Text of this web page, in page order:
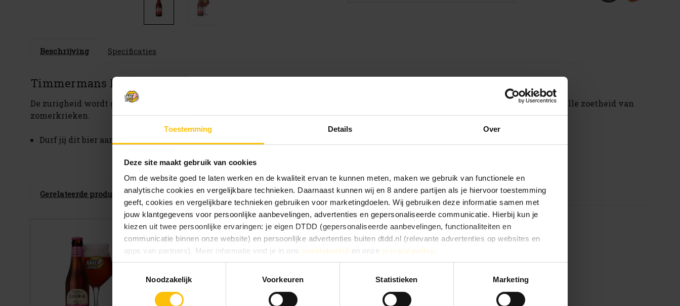
Toestemming Details Over
Deze site maakt gebruik van cookies
Om de website goed te laten werken en de kwaliteit ervan te kunnen meten, maken we gebruik van functionele en
analytische cookies en vergelijkbare technieken. Daarnaast kunnen wij en 8 andere partijen als je hiervoor toestemming
geeft, cookies en vergelijkbare technieken gebruiken voor marketingdoelen. Wij gebruiken deze informatie samen met
jouw klantgegevens voor persoonlijke aanbevelingen, advertenties en gepersonaliseerde communicatie. Hierbij kun je
kiezen uit twee persoonlijke ervaringen: je eigen DTDD (gepersonaliseerde aanbevelingen, functionaliteiten en
communicatie binnen onze website) en persoonlijke advertenties buiten dtdd.nl (relevante advertenties op websites en
apps van partners). Meer informatie vind je in ons cookiebeleid en onze privacy policy
Vind je deze twee persoonlijke ervaringen goed, kies dan voor ‘Alles toestaan’. Via ‘Selectie toestaan’ kun je specifieker
voor functionele en analytische doelen. Je kunt je keuze achteraf altijd aanpassen of intrekken via het
cookiebeleid
Noodzakelijk
Voorkeuren Statistieken Marketing
Beschrijving Specificaties
Timmermans Kriek Lambicus
De zurigheid wordt geneutraliseerd door een aangenaam fruitig boeket. De smaak vordert tot diep in de mond en eindigt in smaakvolle zoetheid van
zomerkrieken.
Durf jij dit bier aan? Fris, lichtzuur en vineus
Gerelateerde producten